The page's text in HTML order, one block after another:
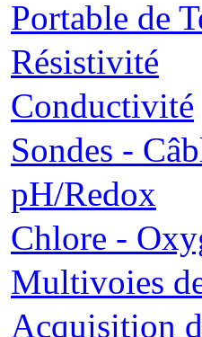
Portable de
Résistivité
Conductivité
Sondes -
pH/Redox
Chlore -
Multivoies
Acquisition